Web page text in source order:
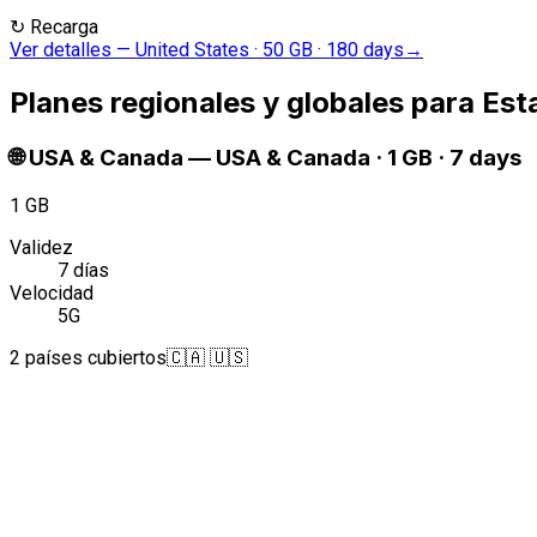
↻ Recarga
Ver detalles — United States · 50 GB · 180 days →
Planes regionales y globales para
🌐 USA & Canada — USA & Canada · 1 GB · 7 days
1 GB
Validez
7 días
Velocidad
5G
2 países cubiertos🇨🇦 🇺🇸